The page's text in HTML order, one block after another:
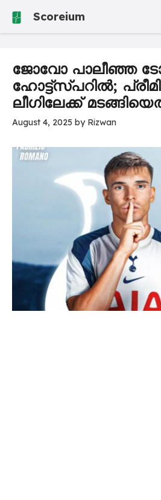
Scoreium
ജോവോ പാലീഞ്ഞ
ഹോട്ട്‌സ്പറിൽ;
ലീഗിലേക്ക്
August 4, 2025 by Rizwan